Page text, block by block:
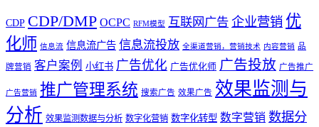
CDP CDP/DMP OCPC RFM模型 互联网广告 企业营销 优
化师 信息流 信息流广告 信息流投放 全渠道营销，营销技术 内容营销 品
牌营销 客户案例 小红书 广告优化 广告优化师 广告投放 广告推广
广告营销 推广管理系统 搜索广告 效果广告 效果监测与
分析 效果监测数据与分析 数字化营销 数字化转型 数字营销 数据分